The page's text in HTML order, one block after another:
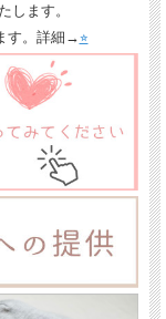
します。
す。詳細→⭐︎